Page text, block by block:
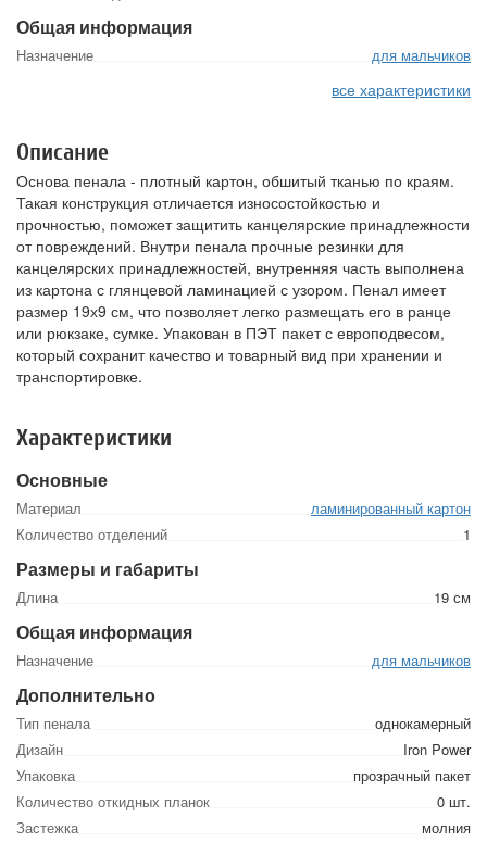
Общая информация
Назначение для мальчиков
все характеристики
Описание
Основа пенала - плотный картон, обшитый тканью по краям.
Такая конструкция отличается износостойкостью и
прочностью, поможет защитить канцелярские принадлежности
от повреждений. Внутри пенала прочные резинки для
канцелярских принадлежностей, внутренняя часть выполнена
из картона с глянцевой ламинацией с узором. Пенал имеет
размер 19х9 см, что позволяет легко размещать его в ранце
или рюкзаке, сумке. Упакован в ПЭТ пакет с европодвесом,
который сохранит качество и товарный вид при хранении и
транспортировке.
Характеристики
Основные
Материал
ламинированный картон
Количество отделений
1
Размеры и габариты
Длина 19 см
Общая информация
Назначение для мальчиков
Дополнительно
Тип пенала
однокамерный
Дизайн
Iron Power
Упаковка
прозрачный пакет
Количество откидных планок
0 шт.
Застежка
молния